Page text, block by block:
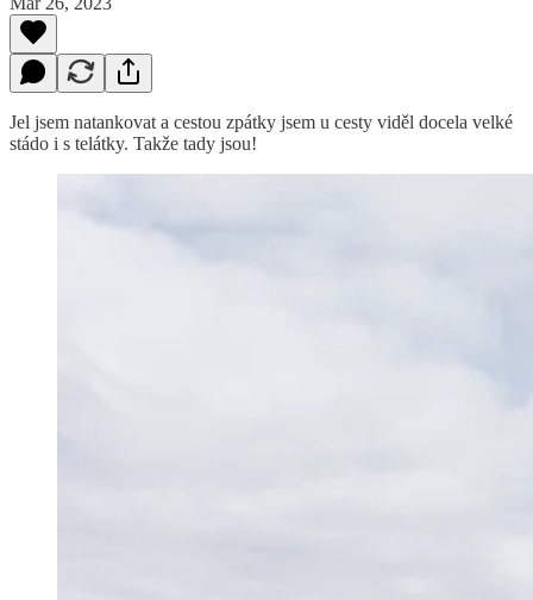
Jel jsem natankovat a cestou zpátky jsem u cesty viděl docela velké
stádo i s telátky. Takže tady jsou!